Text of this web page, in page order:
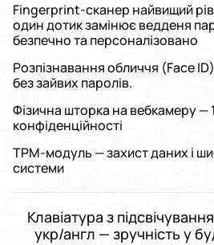
Fingerprint-сканер найвищий
один дотик замінює ведденя
безпечно та персоналізовано
Розпізнавання обличчя (Face
без зайвих паролів.
Фізична шторка на вебкамеру —
конфіденційності
TPM-модуль — захист даних і
системи
Клавіатура з
укр/англ — зручність у